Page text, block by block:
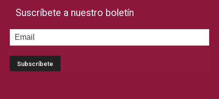
Suscríbete a nuestro boletín